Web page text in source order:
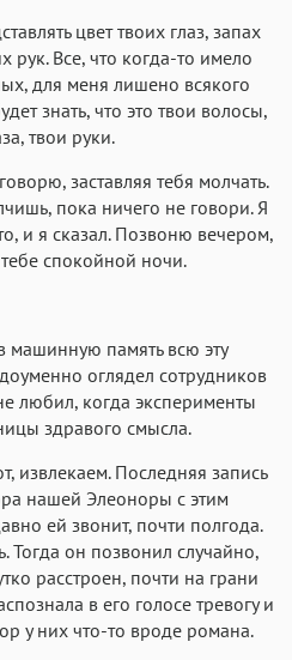
цвет твоих глаз, запах
рук. Все, что когда-то имело
для меня лишено всякого
знать, что это твои волосы,
твои руки.
заставляя тебя молчать.
пока ничего не говори. Я
и я сказал. Позвоню вечером,
спокойной ночи.
машинную память всю эту
оглядел сотрудников
любил, когда эксперименты
здравого смысла.
извлекаем. Последняя запись
нашей Элеоноры с этим
ей звонит, почти полгода.
он позвонил случайно,
расстроен, почти на грани
в его голосе тревогу и
у них что-то вроде романа.